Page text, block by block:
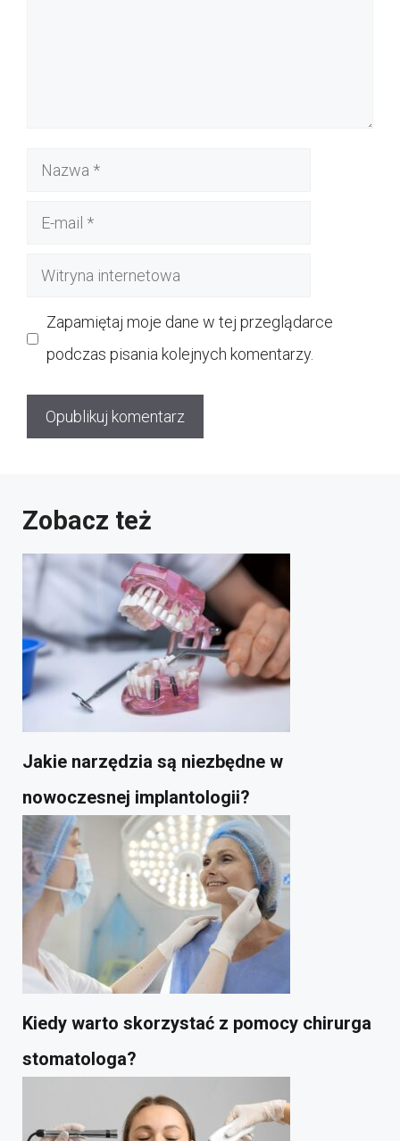
Nazwa
Witryna
Zapamiętaj moje dane w tej przeglądarce
podczas pisania kolejnych komentarzy.
Zobacz też
Jakie narzędzia są niezbędne w
nowoczesnej implantologii?
Kiedy warto skorzystać z pomocy chirurga
stomatologa?